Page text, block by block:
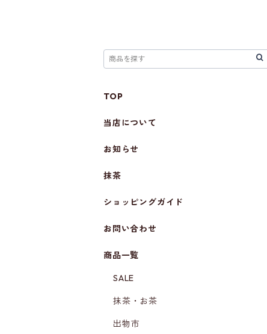
TOP
当店について
お知らせ
抹茶
ショッピングガイド
お問い合わせ
商品一覧
SALE
抹茶・お茶
出物市